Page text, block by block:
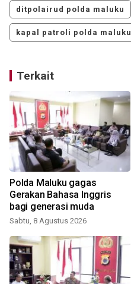
ditpolairud polda maluku
kapal patroli polda maluku
Terkait
Polda Maluku gagas
Gerakan Bahasa Inggris
bagi generasi muda
Sabtu, 8 Agustus 2026